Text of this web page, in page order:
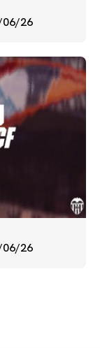
06/26
06/26